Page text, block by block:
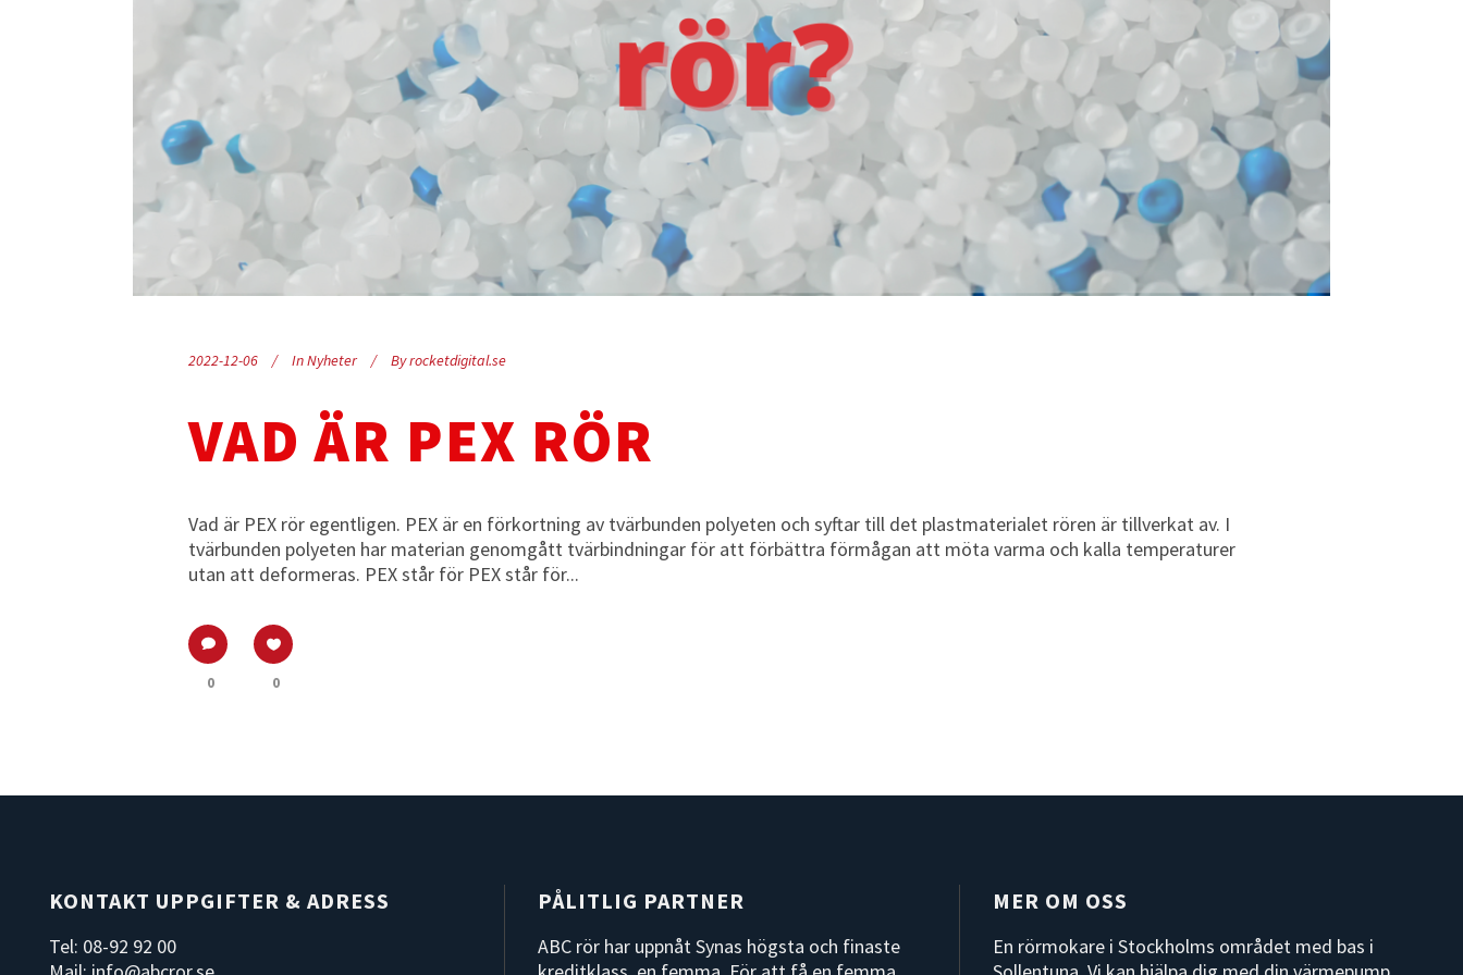
2022-12-06 InNyheter Byrocketdigital.se
VAD ÄR PEX RÖR
Vad är PEX rör egentligen. PEX är en förkortning av tvärbunden polyeten och syftar till det plastmaterialet rören är tillverkat av. I
tvärbunden polyeten har materian genomgått tvärbindningar för att förbättra förmågan att möta varma och kalla temperaturer
utan att deformeras. PEX står för PEX står för...
0 0
KONTAKT UPPGIFTER & ADRESS
Tel: 08-92 92 00
PÅLITLIG PARTNER
ABC rör har uppnåt Synas högsta och finaste
MER OM OSS
En rörmokare i Stockholms området med bas i